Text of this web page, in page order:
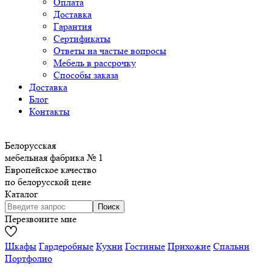
Доставка
Гарантия
Сертификаты
Ответы на частые вопросы
Мебель в рассрочку
Способы заказа
Доставка
Блог
Контакты
Белорусская
мебельная фабрика № 1
Европейское качество
по белорусской цене
Каталог
Перезвоните мне
Шкафы Гардеробные Кухни Гостиные Прихожие Спальни
Портфолио